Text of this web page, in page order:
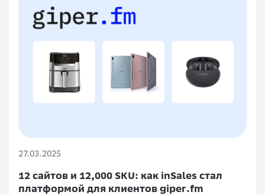
27.03.2025
12 сайтов и 12,000 SKU: как inSales стал
платформой для клиентов giper.fm